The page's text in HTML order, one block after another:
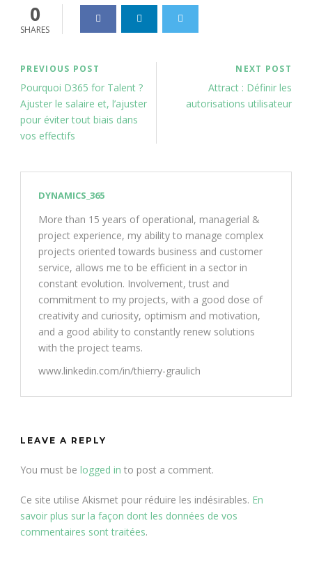
0
SHARES
PREVIOUS POST
Pourquoi D365 for Talent ?
Ajuster le salaire et, l’ajuster
pour éviter tout biais dans
vos effectifs
NEXT POST
Attract : Définir les
autorisations utilisateur
DYNAMICS_365
More than 15 years of operational, managerial &
project experience, my ability to manage complex
projects oriented towards business and customer
service, allows me to be efficient in a sector in
constant evolution. Involvement, trust and
commitment to my projects, with a good dose of
creativity and curiosity, optimism and motivation,
and a good ability to constantly renew solutions
with the project teams.
www.linkedin.com/in/thierry-graulich
LEAVE A REPLY
You must be logged in to post a comment.
Ce site utilise Akismet pour réduire les indésirables. En
savoir plus sur la façon dont les données de vos
commentaires sont traitées.